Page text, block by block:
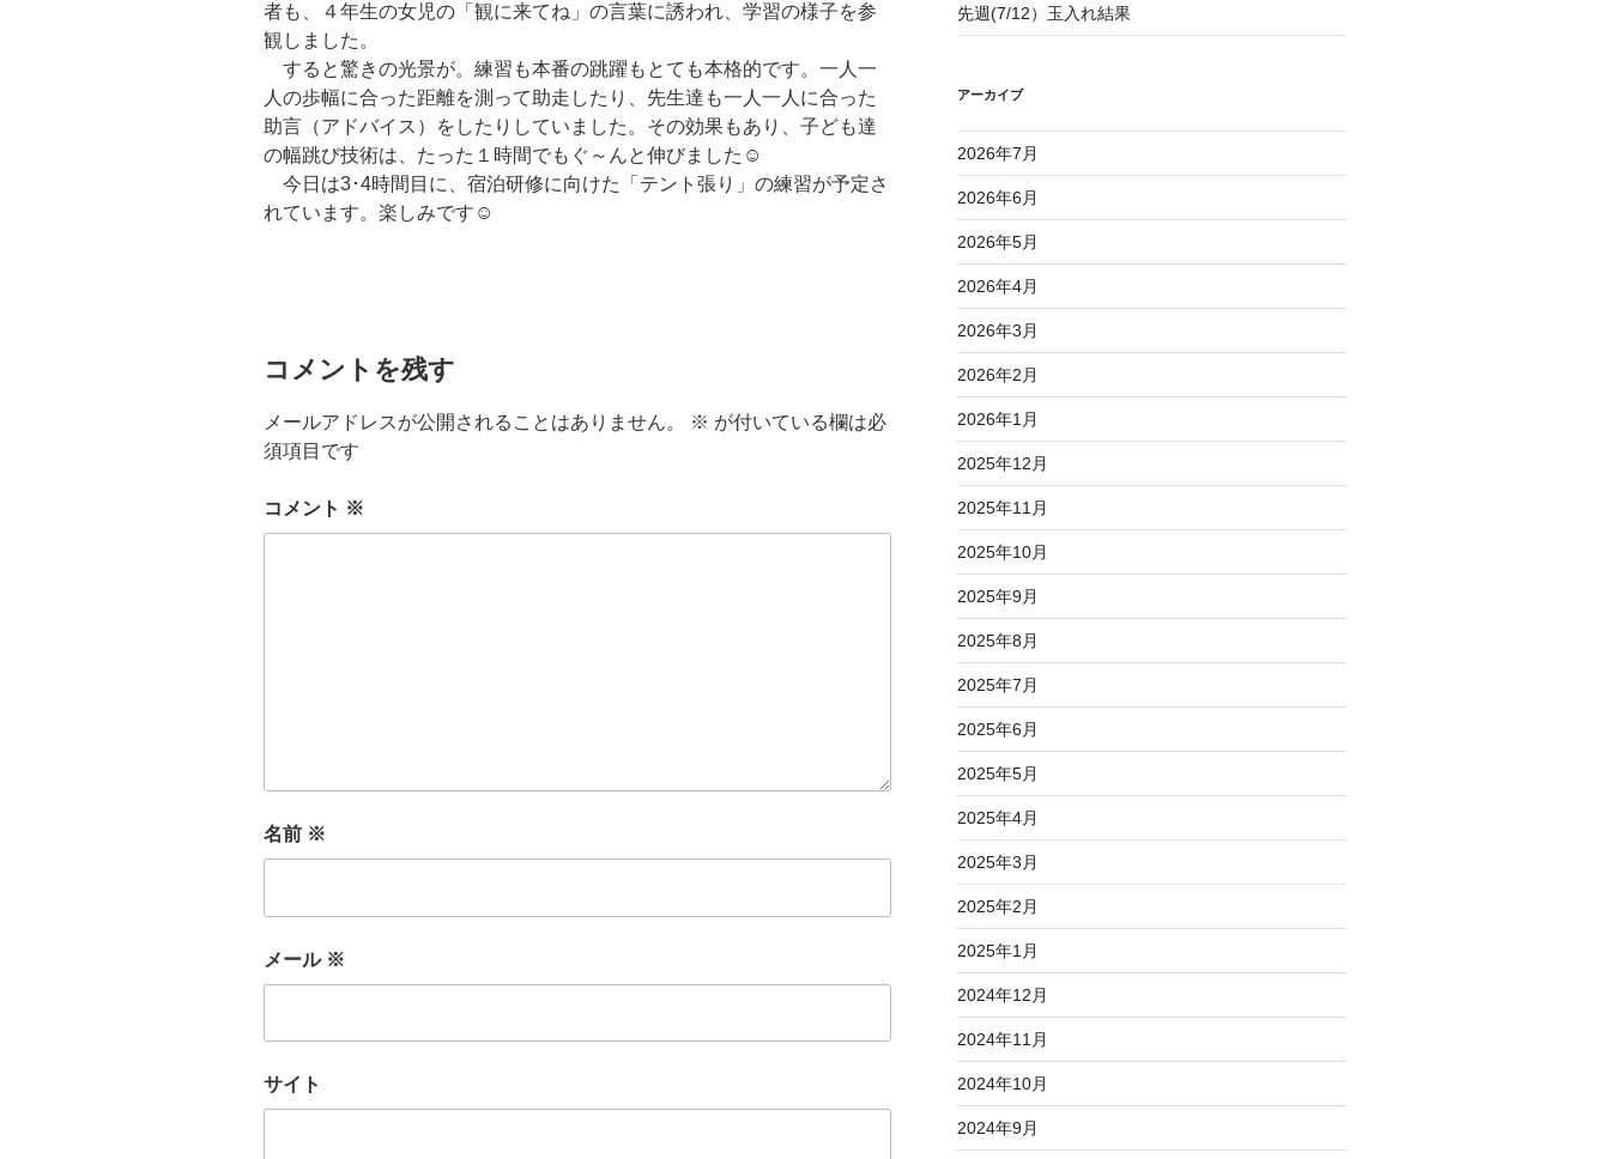
者も、４年生の女児の「観に来てね」の言葉に誘われ、学習の様子を参
観しました。
すると驚きの光景が。練習も本番の跳躍もとても本格的です。一人一
人の歩幅に合った距離を測って助走したり、先生達も一人一人に合った
助言（アドバイス）をしたりしていました。その効果もあり、子ども達
の幅跳び技術は、たった１時間でもぐ～んと伸びました☺
今日は3･4時間目に、宿泊研修に向けた「テント張り」の練習が予定さ
れています。楽しみです☺
コメントを残す
メールアドレスが公開されることはありません。 ※ が付いている欄は必
須項目です
コメント ※
名前 ※
メール ※
サイト
先週(7/12）玉入れ結果
アーカイブ
2026年7月
2026年6月
2026年5月
2026年4月
2026年3月
2026年2月
2026年1月
2025年12月
2025年11月
2025年10月
2025年9月
2025年8月
2025年7月
2025年6月
2025年5月
2025年4月
2025年3月
2025年2月
2025年1月
2024年12月
2024年11月
2024年10月
2024年9月